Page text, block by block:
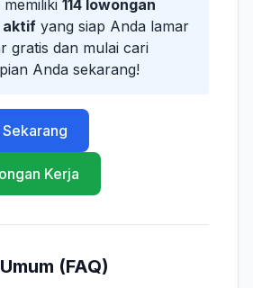
memiliki 114 lowongan
aktif yang siap Anda lamar
gratis dan mulai cari
Anda sekarang!
Kerja
(FAQ)